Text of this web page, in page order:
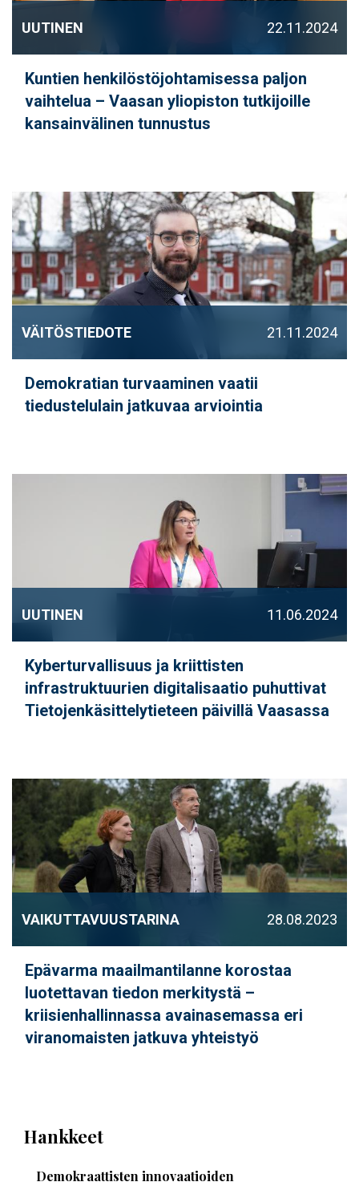
UUTINEN 22.11.2024
Kuntien henkilöstöjohtamisessa paljon
vaihtelua – Vaasan yliopiston tutkijoille
kansainvälinen tunnustus
VÄITÖSTIEDOTE 21.11.2024
Demokratian turvaaminen vaatii
tiedustelulain jatkuvaa arviointia
UUTINEN 11.06.2024
Kyberturvallisuus ja kriittisten
infrastruktuurien digitalisaatio puhuttivat
Tietojenkäsittelytieteen päivillä Vaasassa
VAIKUTTAVUUSTARINA 28.08.2023
Epävarma maailmantilanne korostaa
luotettavan tiedon merkitystä –
kriisienhallinnassa avainasemassa eri
viranomaisten jatkuva yhteistyö
Hankkeet
Demokraattisten innovaatioiden